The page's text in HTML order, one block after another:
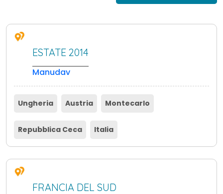
ESTATE 2014
Manudav
Ungheria Austria Montecarlo
Repubblica Ceca Italia
FRANCIA DEL SUD